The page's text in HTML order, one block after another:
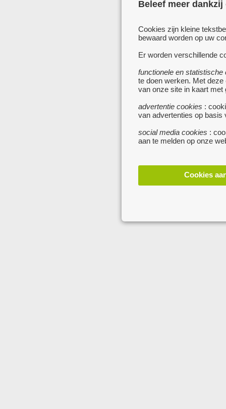
Beleef meer
Cookies zijn kleine
bewaard worden op uw
Er worden verschillende
functionele en statistische
te doen werken. Met
van onze site in kaart met
advertentie cookies :
van advertenties op basis
social media cookies :
aan te melden op onze
Cookies